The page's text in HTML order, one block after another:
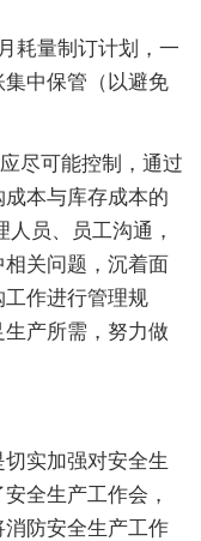
量制订计划，一
中保管（以避免
尽可能控制，通过
本与库存成本的
员、员工沟通，
关问题，沉着面
作进行管理规
产所需，努力做
切实加强对安全生
全生产工作会，
防安全生产工作